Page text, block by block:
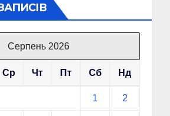
Серпень 2026
Ср Чт Пт Сб Нд
1 2